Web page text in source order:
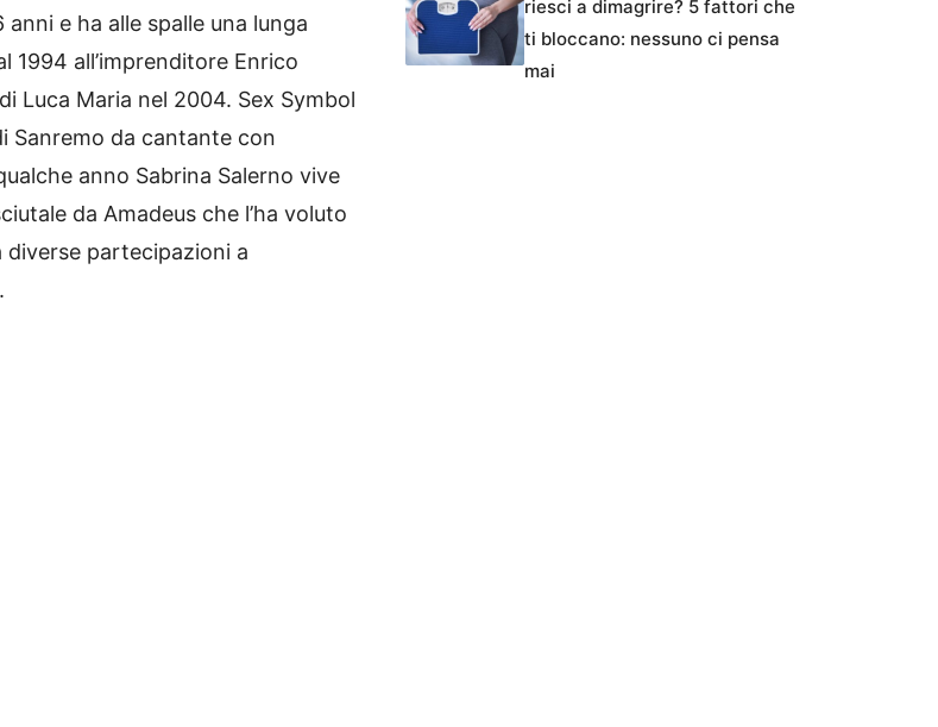
anni e ha alle spalle una lunga
all’imprenditore Enrico
Luca Maria nel 2004. Sex Symbol
Sanremo da cantante con
anno Sabrina Salerno vive
da Amadeus che l’ha voluto
diverse partecipazioni a
riesci a dimagrire? 5 fattori che
ti bloccano: nessuno ci pensa
mai